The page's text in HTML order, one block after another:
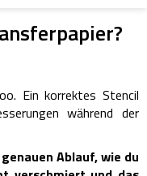
Ein korrektes Stencil
während der
genauen Ablauf, wie du